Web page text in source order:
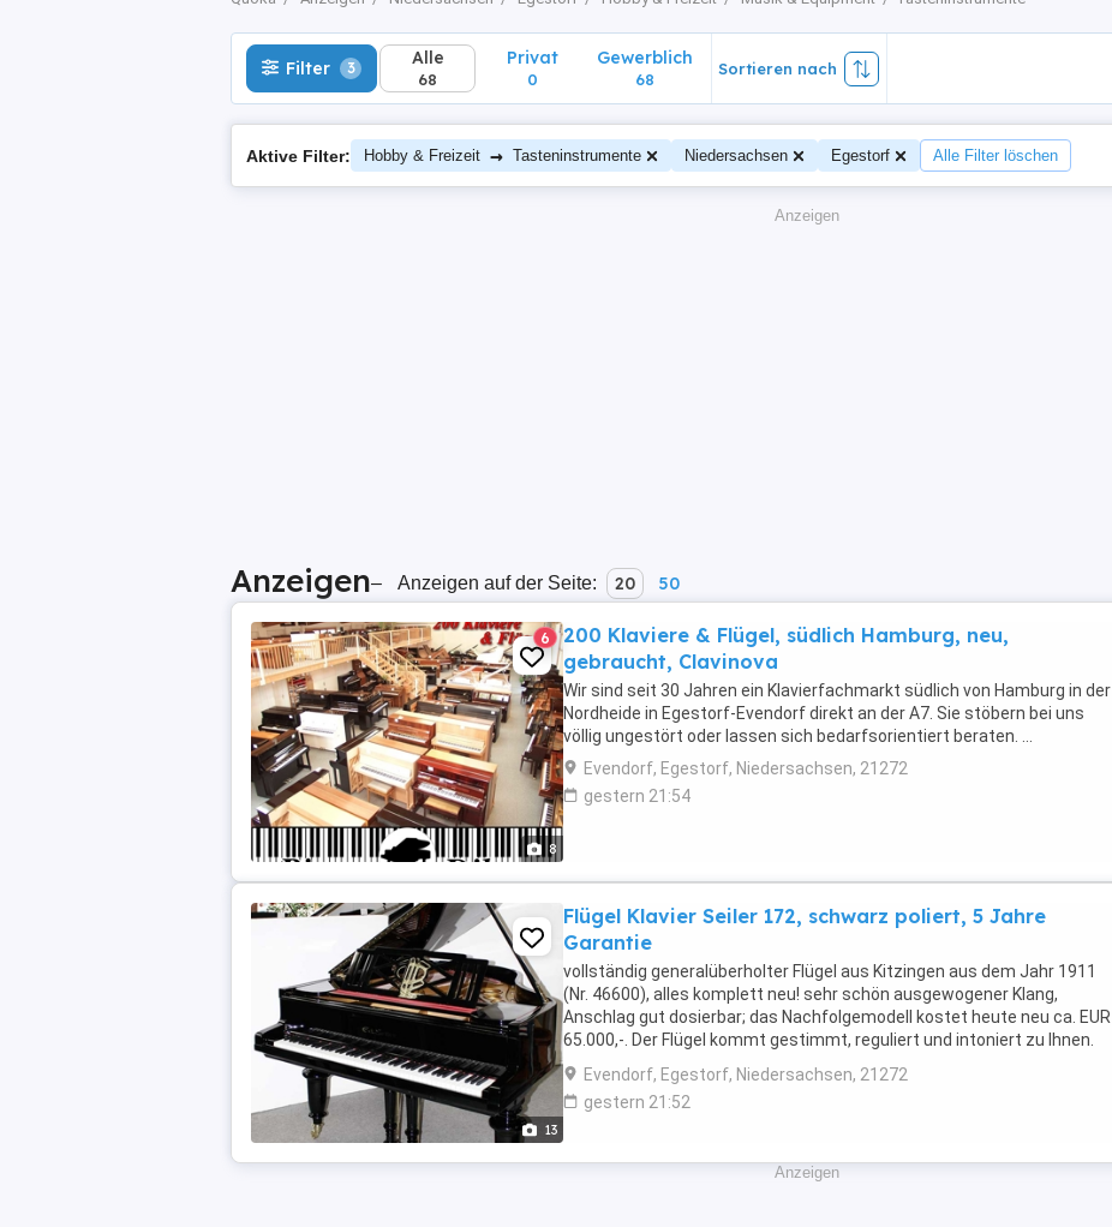
Filter 3 Alle
68
Privat
0
Gewerblich
68
Sortieren nach
Aktive Filter: Hobby & Freizeit → Tasteninstrumente Niedersachsen Egestorf Alle Filter löschen
Anzeigen
Anzeigen– Anzeigen auf der Seite: 20 50
8
6
200 Klaviere & Flügel, südlich Hamburg, neu,
gebraucht, Clavinova
Wir sind seit 30 Jahren ein Klavierfachmarkt südlich von Hamburg in der
Nordheide in Egestorf-Evendorf direkt an der A7. Sie stöbern bei uns
völlig ungestört oder lassen sich bedarfsorientiert beraten. ...
Evendorf, Egestorf, Niedersachsen, 21272
gestern 21:54
13
Flügel Klavier Seiler 172, schwarz poliert, 5 Jahre
Garantie
vollständig generalüberholter Flügel aus Kitzingen aus dem Jahr 1911
(Nr. 46600), alles komplett neu! sehr schön ausgewogener Klang,
Anschlag gut dosierbar; das Nachfolgemodell kostet heute neu ca. EUR
65.000,-. Der Flügel kommt gestimmt, reguliert und intoniert zu Ihnen.
Im Preis enthalten sind der ...
Evendorf, Egestorf, Niedersachsen, 21272
gestern 21:52
Anzeigen